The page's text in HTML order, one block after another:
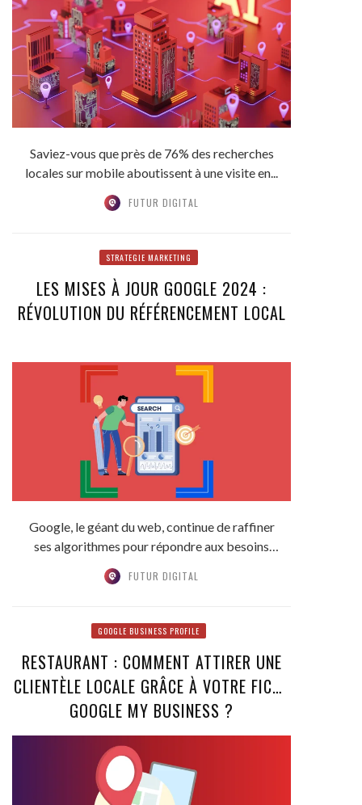
Saviez-vous que près de 76% des recherches
locales sur mobile aboutissent à une visite en...
FUTUR DIGITAL
STRATEGIE MARKETING
LES MISES À JOUR GOOGLE 2024 :
RÉVOLUTION DU RÉFÉRENCEMENT LOCAL
Google, le géant du web, continue de raffiner
ses algorithmes pour répondre aux besoins
FUTUR DIGITAL
GOOGLE BUSINESS PROFILE
RESTAURANT : COMMENT ATTIRER UNE
CLIENTÈLE LOCALE GRÂCE À VOTRE FICHE
GOOGLE MY BUSINESS ?